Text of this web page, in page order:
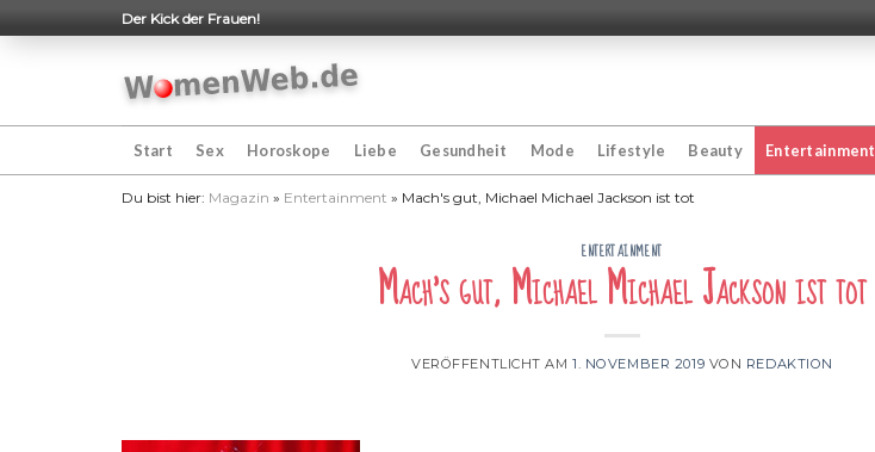
to
Der Kick der Frauen!
Start Sex Horoskope Liebe Gesundheit Mode Lifestyle Beauty Entertainment
Du bist hier: Magazin » Entertainment » Mach's gut, Michael Michael Jackson ist tot
ENTERTAINMENT
Mach's gut, Michael Michael Jackson ist tot
VERÖFFENTLICHT AM1. NOVEMBER 2019 VON REDAKTION